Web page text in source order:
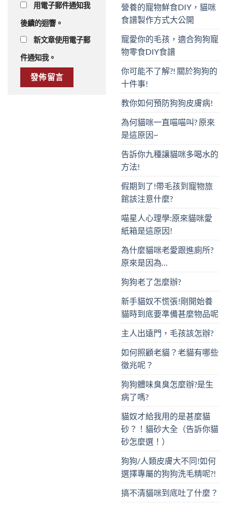
用電子郵件通知我
後續的迴響。
新文章使用電子郵
件通知我。
營養的寵物鮮食DIY，貓咪
食譜製作方式大公開
寵愛你的毛孩，適合狗狗寵
物零食DIY食譜
你可能不了解?! 關於狗狗的
十件事!
教你如何預防狗狗皮膚病!
為何貓咪一直喵喵叫? 原來
是這原因~
告訴你九種讓貓咪多喝水的
方法!
假期到了!帶毛孩到寵物旅
館該注意什麼?
喵星人心理學:原來貓咪愛
紙箱是這原因!
為什麼貓咪老愛跟進廁所?
原來是因為…
狗狗老了怎麼辦?
新手貓奴不慌張!剛開始養
貓時到底要準備甚麼物品呢
主人出遠門，毛孩該怎辦?
如何照顧老貓？老貓有哪些
徵兆呢？
狗狗體味臭臭怎麼辦?是生
病了嗎?
貓奴才給我用的是甚麼貓
砂？！貓砂大全（告訴你貓
砂怎麼選！）
狗狗/人類皮膚大不同!如何
選擇專屬的狗狗洗毛精呢?!
搞不清貓咪到底吐了什麼？